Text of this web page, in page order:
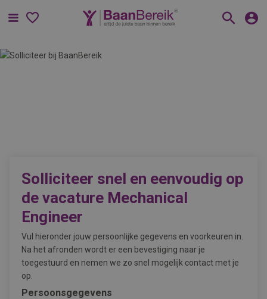
Menu
Solliciteer snel en eenvoudig op
de vacature Mechanical
Engineer
Vul hieronder jouw persoonlijke gegevens en voorkeuren in.
Na het afronden wordt er een bevestiging naar je
toegestuurd en nemen we zo snel mogelijk contact met je
op.
Persoonsgegevens